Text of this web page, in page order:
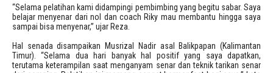
“Selama pelatihan kami didampingi pembimbing yang begitu sabar. Saya
belajar menyenar dari nol dan coach Riky mau membantu hingga saya
sampai bisa menyenar,” ujar Reza.
Hal senada disampaikan Musrizal Nadir asal Balikpapan (Kalimantan
Timur). “Selama dua hari banyak hal positif yang saya dapatkan,
terutama keterampilan saat menganyam senar dan teknik tarikan senar